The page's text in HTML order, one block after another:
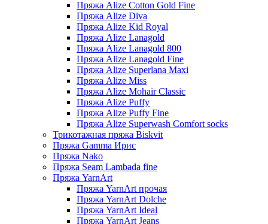
Пряжа Alize Cotton Gold Fine
Пряжа Alize Diva
Пряжа Alize Kid Royal
Пряжа Alize Lanagold
Пряжа Alize Lanagold 800
Пряжа Alize Lanagold Fine
Пряжа Alize Superlana Maxi
Пряжа Alize Miss
Пряжа Alize Mohair Classic
Пряжа Alize Puffy
Пряжа Alize Puffy Fine
Пряжа Alize Superwash Comfort socks
Трикотажная пряжа Biskvit
Пряжа Gamma Ирис
Пряжа Nako
Пряжа Seam Lambada fine
Пряжа YarnArt
Пряжа YarnArt прочая
Пряжа YarnArt Dolche
Пряжа YarnArt Ideal
Пряжа YarnArt Jeans